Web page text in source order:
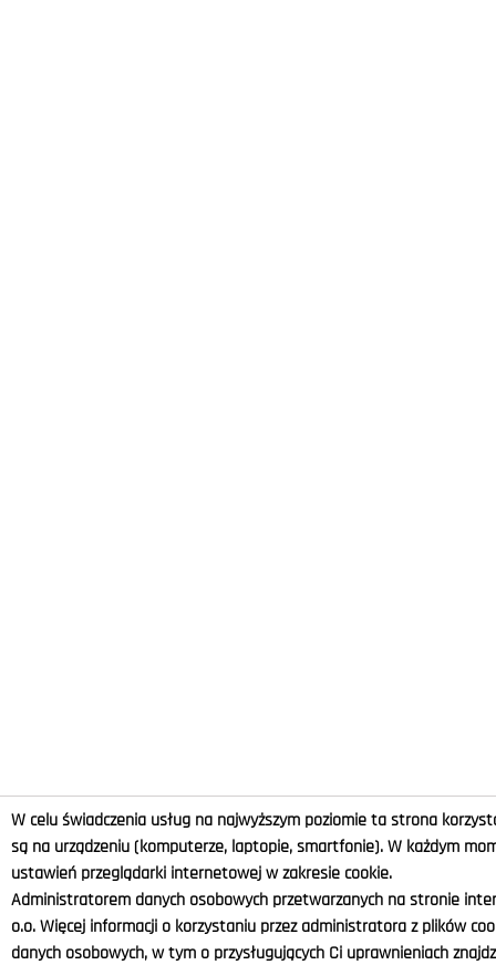
W celu świadczenia usług na najwyższym poziomie ta strona
są na urządzeniu (komputerze, laptopie, smartfonie). W każdym
ustawień przeglądarki internetowej w zakresie cookie.
Administratorem danych osobowych przetwarzanych na stronie
o.o. Więcej informacji o korzystaniu przez administratora z plików
danych osobowych, w tym o przysługujących Ci uprawnieniach